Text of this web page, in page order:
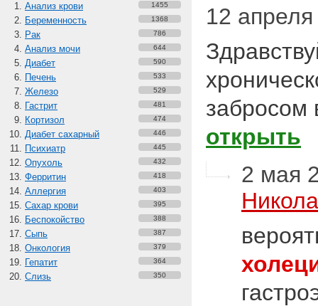
Анализ крови 1455
Беременность 1368
Рак 786
Анализ мочи 644
Диабет 590
Печень 533
Железо 529
Гастрит 481
Кортизол 474
Диабет сахарный 446
Психиатр 445
Опухоль 432
Ферритин 418
Аллергия 403
Сахар крови 395
Беспокойство 388
Сыпь 387
Онкология 379
Гепатит 364
Слизь 350
12
забросом
открыть
2 мая